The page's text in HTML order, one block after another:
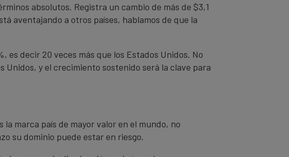
absolutos. Registra un cambio de más de $3,1
aventajando a otros países, hablamos de que la
es decir 20 veces más que los Estados Unidos. No
Unidos, y el crecimiento sostenido será la clave para
la marca país de mayor valor en el mundo, no
su dominio puede estar en riesgo.